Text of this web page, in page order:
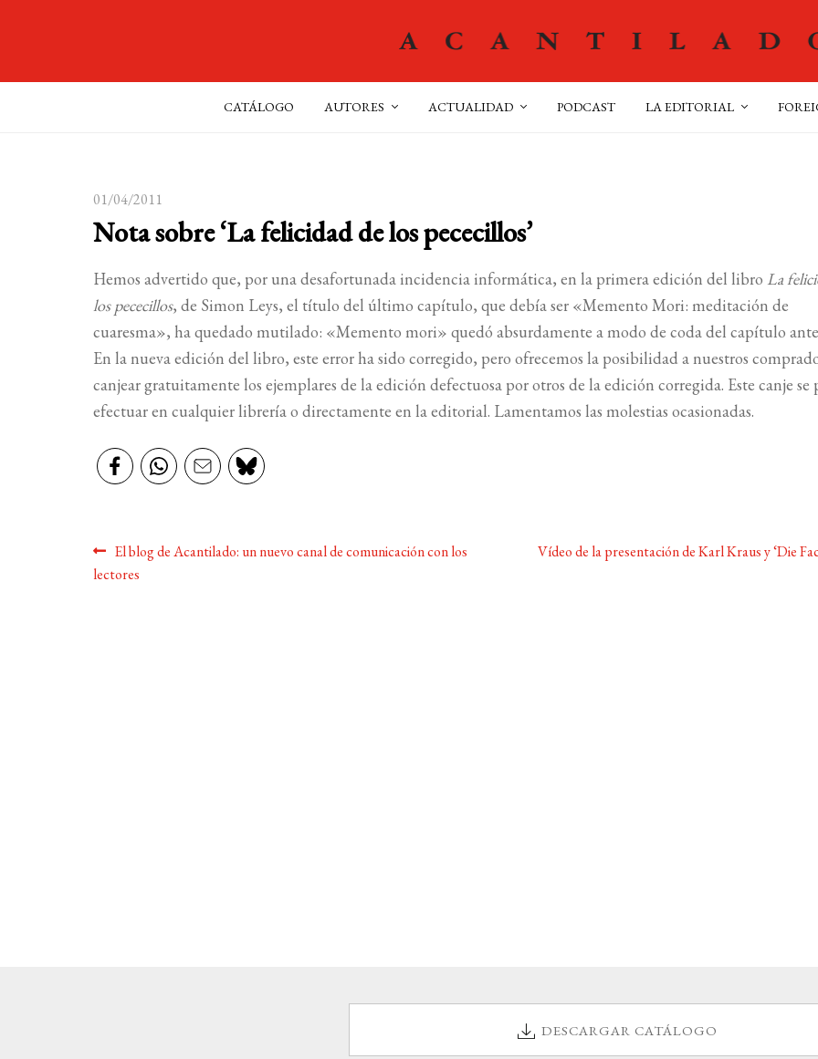
CATÁLOGO AUTORES ACTUALIDAD PODCAST LA EDITORIAL
01/04/2011
Nota sobre ‘La felicidad de los pececillos’
Hemos advertido que, por una desafortunada incidencia informática, en la primera edición del libro La
los pececillos, de Simon Leys, el título del último capítulo, que debía ser «Memento Mori: meditación de
cuaresma», ha quedado mutilado: «Memento mori» quedó absurdamente a modo de coda del capítulo
En la nueva edición del libro, este error ha sido corregido, pero ofrecemos la posibilidad a nuestros
canjear gratuitamente los ejemplares de la edición defectuosa por otros de la edición corregida. Este canje se
efectuar en cualquier librería o directamente en la editorial. Lamentamos las molestias ocasionadas.
Navegación
de
Anterior:
El blog de Acantilado: un nuevo canal de comunicación con los
lectores
Siguiente:
Vídeo de la presentación de Karl Kraus y ‘Die
DESCARGAR CATÁLOGO